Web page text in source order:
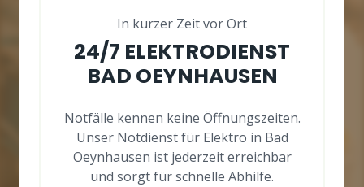
In kurzer Zeit vor Ort
24/7 ELEKTRODIENST
BAD OEYNHAUSEN
Notfälle kennen keine Öffnungszeiten.
Unser Notdienst für Elektro in Bad
Oeynhausen ist jederzeit erreichbar
und sorgt für schnelle Abhilfe.